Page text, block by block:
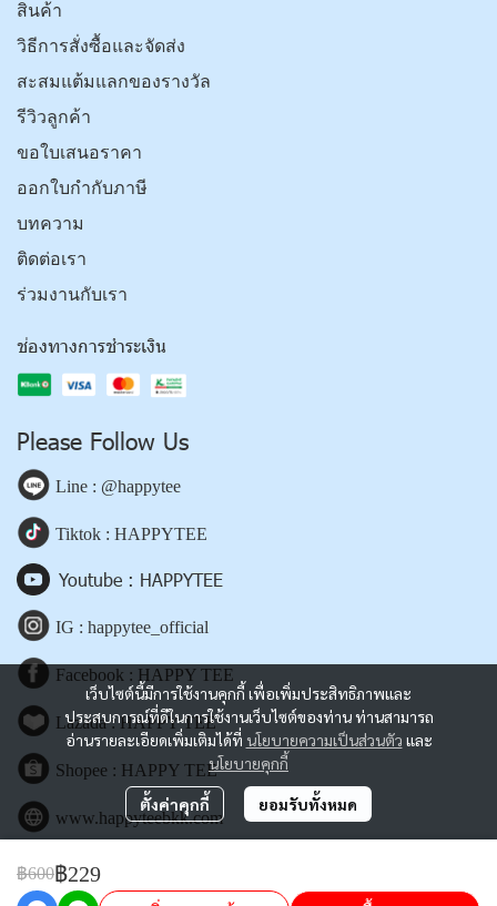
฿600฿229
เว็บไซต์นี้มีการใช้งานคุกกี้ เพื่อเพิ่มประสิทธิภาพและ
ประสบการณ์ที่ดีในการใช้งานเว็บไซต์ของท่าน ท่านสามารถ
อ่านรายละเอียดเพิ่มเติมได้ที่ นโยบายความเป็นส่วนตัว และ
นโยบายคุกกี้
ตั้งค่าคุกกี้ ยอมรับทั้งหมด
สินค้า
วิธีการสั่งซื้อและจัดส่ง
สะสมแต้มแลกของรางวัล
รีวิวลูกค้า
ขอใบเสนอราคา
ออกใบกำกับภาษี
บทความ
ติดต่อเรา
ร่วมงานกับเรา
ช่องทางการชำระเงิน
Please Follow Us
Line : @happytee
Tiktok : HAPPYTEE
Youtube : HAPPYTEE
IG : happytee_official
Facebook : HAPPY TEE
Lazada : HAPPY TEE
Shopee : HAPPY TEE
www.happyteebkk.com
Copyright | All Rights Reserved | Powered by happyteebkk.com